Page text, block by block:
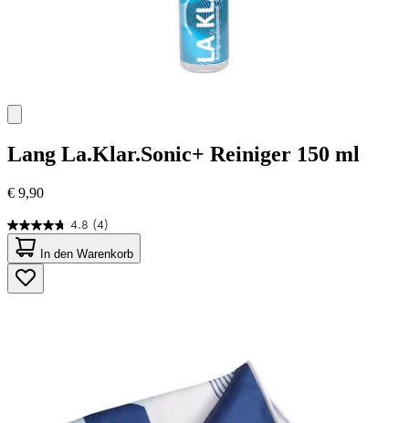
Lang La.Klar.Sonic+ Reiniger 150 ml
€ 9,90
4.8 (4)
4.8
von
5
Sternen.
4
In den Warenkorb